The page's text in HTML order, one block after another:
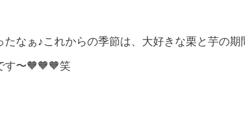
なぁ♪これからの季節は、大好きな栗と芋の
す〜🧡🧡🧡笑